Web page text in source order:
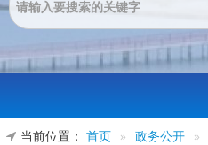
当前位置： 首页 » 政务公开 »